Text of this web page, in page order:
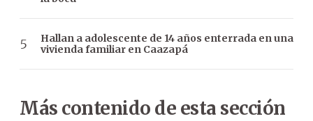
Hallan a adolescente de 14 años enterrada en una
vivienda familiar en Caazapá
Más contenido de esta sección